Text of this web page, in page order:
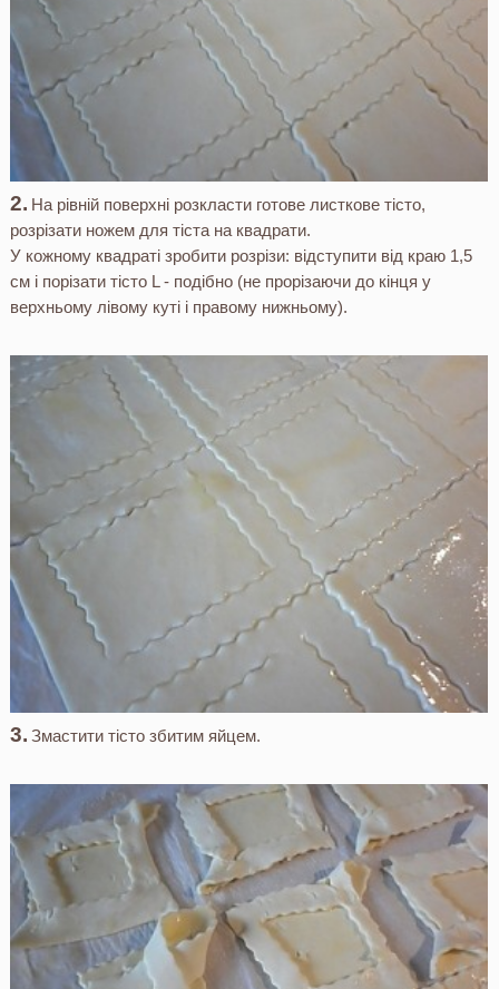
На рівній поверхні розкласти готове листкове тісто,
розрізати ножем для тіста на квадрати.
У кожному квадраті зробити розрізи: відступити від краю 1,5
см і порізати тісто L - подібно (не прорізаючи до кінця у
верхньому лівому куті і правому нижньому).
Змастити тісто збитим яйцем.